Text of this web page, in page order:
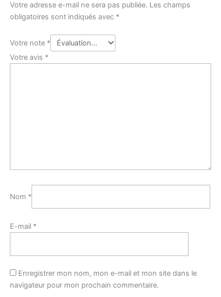
Votre adresse e-mail ne sera pas publiée. Les champs
obligatoires sont indiqués avec *
Votre note *
Votre avis *
Nom *
E-mail *
Enregistrer mon nom, mon e-mail et mon site dans le
navigateur pour mon prochain commentaire.